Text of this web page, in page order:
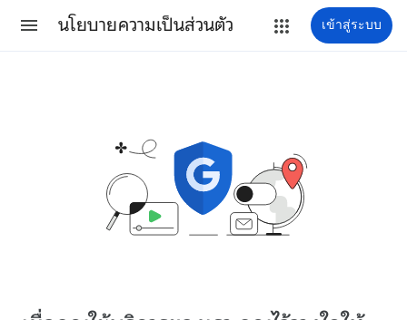
นโยบายความเป็นส่วนตัว เข้าสู่ระบบ